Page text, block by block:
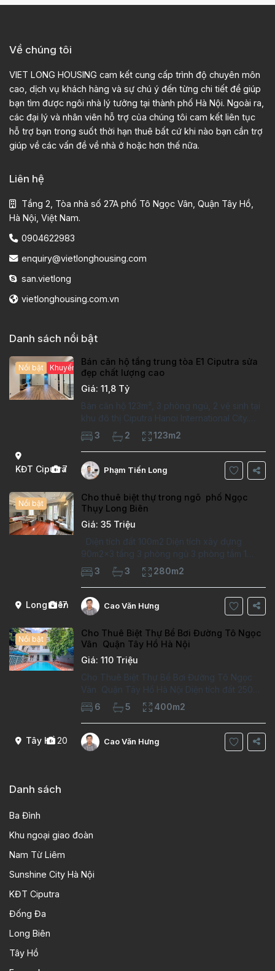
Về chúng tôi
VIET LONG HOUSING cam kết cung cấp trình độ chuyên môn
cao, dịch vụ khách hàng và sự chú ý đến từng chi tiết để giúp
bạn tìm được ngôi nhà lý tưởng tại thành phố Hà Nội. Ngoài ra,
các đại lý và nhân viên hỗ trợ của chúng tôi cam kết liên tục
hỗ trợ bạn trong suốt thời hạn thuê bất cứ khi nào bạn cần trợ
giúp về các vấn đề về nhà ở hoặc hơn thế nữa.
Liên hệ
Tầng 2, Tòa nhà số 27A phố Tô Ngọc Vân, Quận Tây Hồ,
Hà Nội, Việt Nam.
0904622983
enquiry@vietlonghousing.com
san.vietlong
vietlonghousing.com.vn
Danh sách nổi bật
KĐT Ciputra
7
Nổi bật Khuyến mại hấp dẫn
Bán căn hộ tầng trung tòa E1 Ciputra sửa
đẹp chất lượng cao
Giá: 11,8 Tỷ
Bán căn hộ 123m², 3 phòng ngủ, 2 vệ sinh tại
khu đô thị Ciputra Hanoi International City.
Căn hộ đã sửa mới kỹ, chất lượng cao, sàn
gỗ, bếp hiện đại, không gian thoáng sáng.
Thông tin căn hộ: Diện tích:
3 2 123m2
Phạm Tiến Long
Long Biên
17
Nổi bật
Cho thuê biệt thự trong ngõ phố Ngọc
Thụy Long Biên
Giá: 35 Triệu
Diện tích đất 100m2 Diện tích xây dựng
90m2x3 tầng 3 phòng ngủ 3 phòng tắm 1
phòng làm việc Vị trí ý tưởng 10 phút đi bộ tới
trường việt pháp Ngôi nhà được thiết kế theo
kiểu phát cổ,trong khu dân
3 3 280m2
Cao Văn Hưng
Tây Hồ20
Nổi bật
Cho Thuê Biệt Thự Bể Bơi Đường Tô Ngọc
Vân Quận Tây Hồ Hà Nội
Giá: 110 Triệu
Cho Thuê Biệt Thự Bể Bơi Đường Tô Ngọc
Vân Quận Tây Hồ Hà Nội Diện tích đất 250m2
Diện tích xây dựng 100m2 Xây 4 tầng, 6
phòng ngủ 5 phòng tắm Tầng 1, , phòng
khách , phòng bếp-1wc Tầng 2, 2 phòng
6 5 400m2
Cao Văn Hưng
Danh sách
Ba Đình
Khu ngoại giao đoàn
Nam Từ Liêm
Sunshine City Hà Nội
KĐT Ciputra
Đống Đa
Long Biên
Tây Hồ